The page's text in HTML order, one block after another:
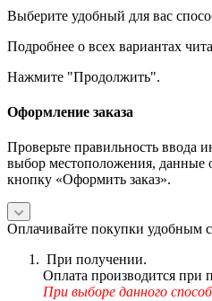
Выберите удобный для вас
Подробнее о всех вариантах
Нажмите "Продолжить".
Оформление заказа
Проверьте правильность ввода
выбор местоположения, данные
кнопку «Оформить заказ».
Оплачивайте покупки удобным
При получении.
Оплата производится при
При выборе данного